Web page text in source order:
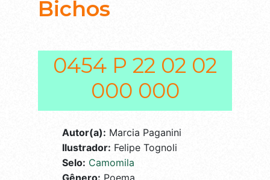
Bichos
0454 P 22 02 02
000 000
Autor(a): Marcia Paganini
Ilustrador: Felipe Tognoli
Selo: Camomila
Gênero: Poema